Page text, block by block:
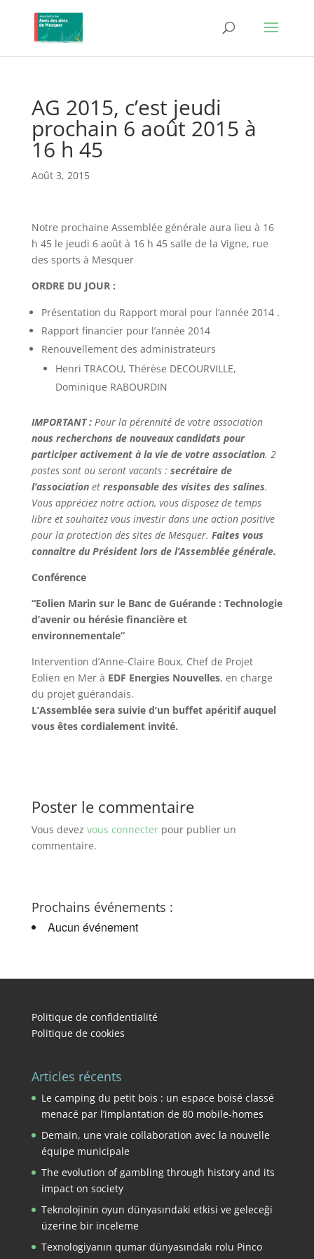
AG 2015, c’est jeudi
prochain 6 août 2015 à
16 h 45
Août 3, 2015
Notre prochaine Assemblée générale aura lieu à 16
h 45 le jeudi 6 août à 16 h 45 salle de la Vigne, rue
des sports à Mesquer
ORDRE DU JOUR :
Présentation du Rapport moral pour l’année 2014 .
Rapport financier pour l’année 2014
Renouvellement des administrateurs
Henri TRACOU, Thérèse DECOURVILLE,
Dominique RABOURDIN
IMPORTANT : Pour la pérennité de votre association
nous recherchons de nouveaux candidats pour
participer activement à la vie de votre association. 2
postes sont ou seront vacants : secrétaire de
l’associationet responsable des visites des salines.
Vous appréciez notre action, vous disposez de temps
libre et souhaitez vous investir dans une action positive
pour la protection des sites de Mesquer. Faites vous
connaitre du Président lors de l’Assemblée générale.
Conférence
“Eolien Marin sur le Banc de Guérande : Technologie
d’avenir ou hérésie financière et
environnementale”
Intervention d’Anne-Claire Boux, Chef de Projet
Eolien en Mer à EDF Energies Nouvelles, en charge
du projet guérandais.
L’Assemblée sera suivie d’un buffet apéritif auquel
vous êtes cordialement invité.
Poster le commentaire
Vous devez vous connecterpour publier un
commentaire.
Prochains événements :
Aucun événement
Politique de confidentialité
Politique de cookies
Articles récents
Le camping du petit bois : un espace boisé classé
menacé par l’implantation de 80 mobile-homes
Demain, une vraie collaboration avec la nouvelle
équipe municipale
The evolution of gambling through history and its
impact on society
Teknolojinin oyun dünyasındaki etkisi ve geleceği
üzerine bir inceleme
Texnologiyanın qumar dünyasındakı rolu Pinco